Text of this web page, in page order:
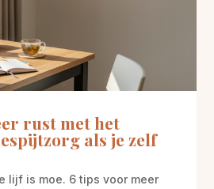
rust met het
als je zelf
lijf is moe. 6 tips voor meer